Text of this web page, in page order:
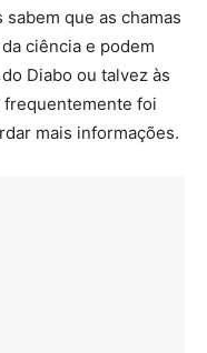
que as chamas
ciência e podem
Diabo ou talvez às
frequentemente foi
mais informações.